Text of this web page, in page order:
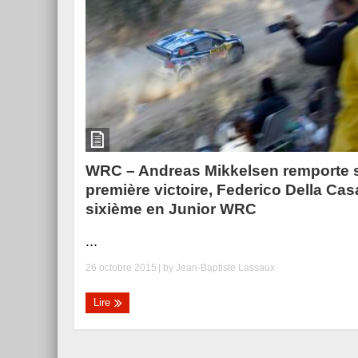
WRC – Andreas Mikkelsen remporte
première victoire, Federico Della
sixième en Junior WRC
...
26 octobre 2015 | by Jean-Baptiste Lassaux
Lire